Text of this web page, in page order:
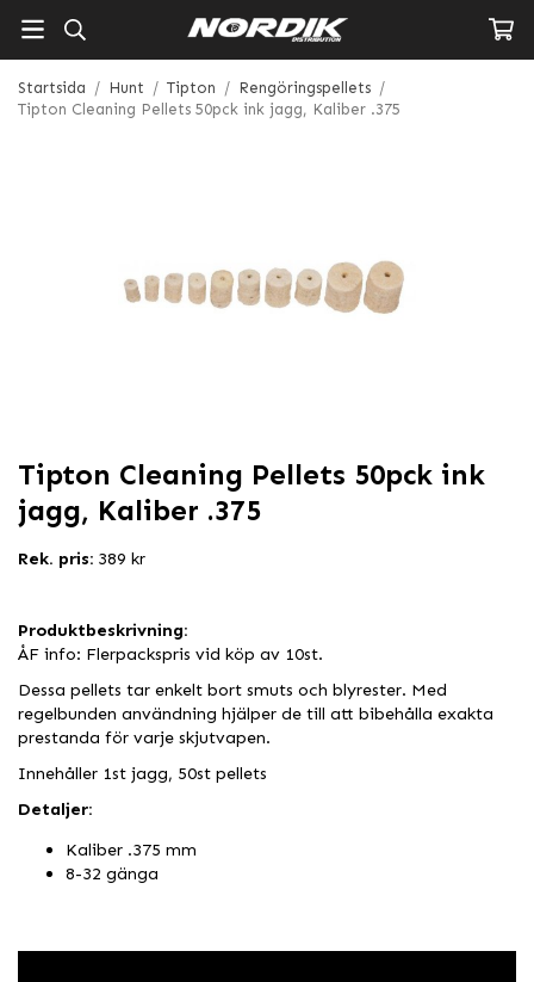
Startsida / Hunt / Tipton / Rengöringspellets /
Tipton Cleaning Pellets 50pck ink jagg, Kaliber .375
Tipton Cleaning Pellets 50pck ink
jagg, Kaliber .375
Rek. pris: 389 kr
Produktbeskrivning:
ÅF info: Flerpackspris vid köp av 10st.
Dessa pellets tar enkelt bort smuts och blyrester. Med
regelbunden användning hjälper de till att bibehålla exakta
prestanda för varje skjutvapen.
Innehåller 1st jagg, 50st pellets
Detaljer:
Kaliber .375 mm
8-32 gänga